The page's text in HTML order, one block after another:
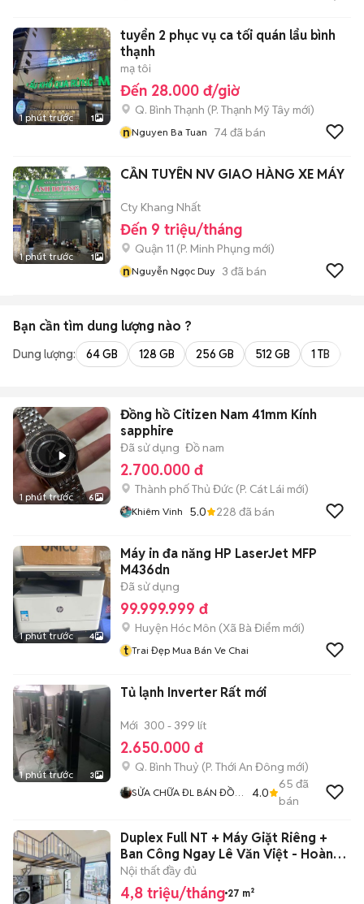
1 phút trước 1
tuyển 2 phục vụ ca tối quán lẩu bình
thạnh
mạ tôi
Đến 28.000 đ/giờ
Q. Bình Thạnh (P. Thạnh Mỹ Tây mới)
nNguyen Ba Tuan 74đã bán
1 phút trước 1
CẦN TUYÊN NV GIAO HÀNG XE MÁY
Cty Khang Nhất
Đến 9 triệu/tháng
Quận 11 (P. Minh Phụng mới)
nNguyễn Ngọc Duy 3 đã bán
Bạn cần tìm dung lượng nào ?
Dung lượng: 64 GB 128 GB 256 GB 512 GB 1 TB
1 phút trước 6
Đồng hồ Citizen Nam 41mm Kính
sapphire
Đã sử dụng Đồ nam
2.700.000 đ
Thành phố Thủ Đức (P. Cát Lái mới)
Khiêm Vinh 5.0 228 đã bán
1 phút trước 4
Máy in đa năng HP LaserJet MFP
M436dn
Đã sử dụng
99.999.999 đ
Huyện Hóc Môn (Xã Bà Điểm mới)
t Trai Đẹp Mua Bán Ve Chai
1 phút trước 3
Tủ lạnh Inverter Rất mới
Mới 300 - 399 lít
2.650.000 đ
Q. Bình Thuỷ (P. Thới An Đông mới)
SỬA CHỮA ĐL BÁN ĐỒ
4.0
65 đã
bán
Duplex Full NT + Máy Giặt Riêng +
Ban Công Ngay Lê Văn Việt - Hoàng
Hữ
Nội thất đầy đủ
4,8 triệu/tháng 27 m²